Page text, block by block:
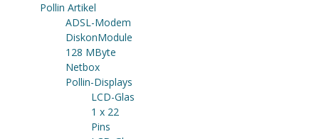
Pollin Artikel
ADSL-Modem
DiskonModule
128 MByte
Netbox
Pollin-Displays
LCD-Glas
1 x 22
Pins